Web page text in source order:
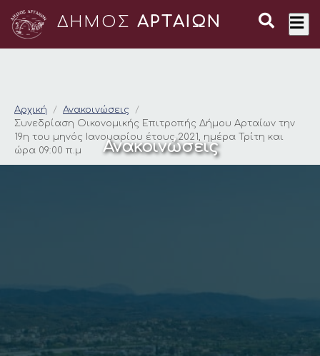
ΔΗΜΟΣ ΑΡΤΑΙΩΝ
Συνεδρίαση
Αρχική
Ανακοινώσεις
Συνεδρίαση Οικονομικής Επιτροπής Δήμου Αρταίων την
19η του μηνός Ιανουαρίου έτους 2021, ημέρα Τρίτη και
ώρα 09:00 π.μ
Ανακοινώσεις